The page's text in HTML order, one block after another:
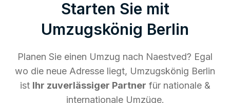
Starten Sie mit
Umzugskönig Berlin
Planen Sie einen Umzug nach Naestved? Egal
wo die neue Adresse liegt, Umzugskönig Berlin
ist Ihr zuverlässiger Partner für nationale &
internationale Umzüge.